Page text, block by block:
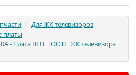
Для ЖК телевизоров
платы
- Плата BLUETOOTH ЖК телевизора